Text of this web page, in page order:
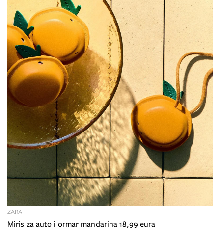
Miris za auto i ormar mandarina 18,99 eura
ZARA